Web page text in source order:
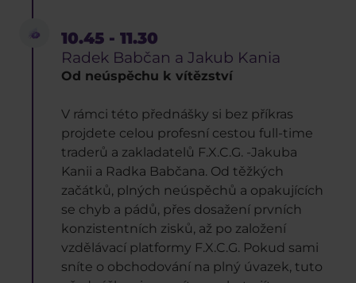
10.45 - 11.30
Radek Babčan a Jakub Kania
Od neúspěchu k vítězství
V rámci této přednášky si bez příkras
projdete celou profesní cestou full-time
traderů a zakladatelů F.X.C.G. -Jakuba
Kanii a Radka Babčana. Od těžkých
začátků, plných neúspěchů a opakujících
se chyb a pádů, přes dosažení prvních
konzistentních zisků, až po založení
vzdělávací platformy F.X.C.G. Pokud sami
sníte o obchodování na plný úvazek, tuto